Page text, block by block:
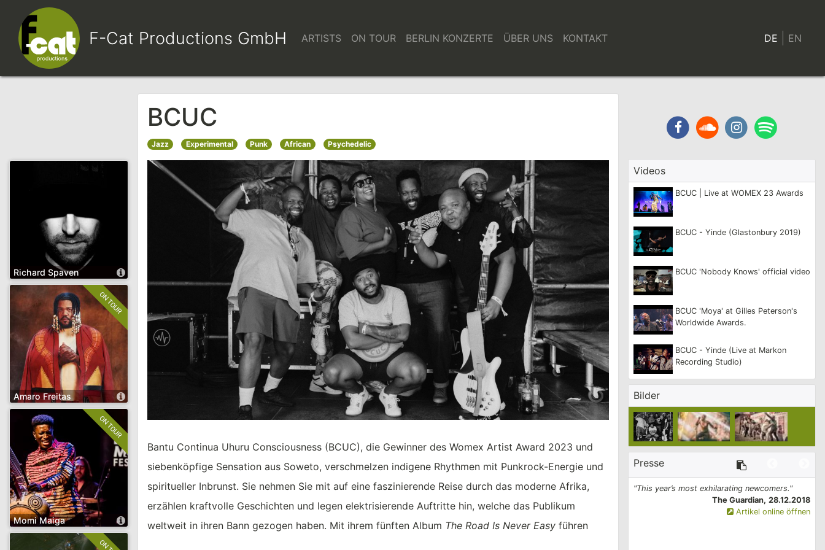
F-Cat Productions GmbH ARTISTS ON TOUR BERLIN KONZERTE ÜBER UNS KONTAKT DE EN
BCUC
Jazz Experimental Punk African Psychedelic
Bantu Continua Uhuru Consciousness (BCUC), die Gewinner des Womex Artist Award 2023 und
siebenköpfige Sensation aus Soweto, verschmelzen indigene Rhythmen mit Punkrock-Energie und
spiritueller Inbrunst. Sie nehmen Sie mit auf eine faszinierende Reise durch das moderne Afrika,
erzählen kraftvolle Geschichten und legen elektrisierende Auftritte hin, welche das Publikum
weltweit in ihren Bann gezogen haben. Mit ihrem fünften Album The Road Is Never Easy führen
FacebookSoundcloud
Instagram
Videos
BCUC | Live at WOMEX 23 Awards
BCUC - Yinde (Glastonbury 2019)
BCUC 'Nobody Knows' official video
BCUC 'Moya' at Gilles Peterson's
Worldwide Awards.
BCUC - Yinde (Live at Markon
Recording Studio)
Bilder
Presse
"With two decades worth of experience playing
in their own lane, at a level of intensity few
groups can match, it feels as if BCUC are well
on their way to becoming a “legendary band”
"This year’s most exhilarating newcomers."
The Guardian, 28.12.2018
Artikel online öffnen
Richard Spaven
Experimental
Künstlerseite öffnen
Richard Spaven
Amaro Freitas
Jazz
Experimental
Fusion
Künstlerseite öffnen
Amaro Freitas
Momi Maiga
Momi Maiga